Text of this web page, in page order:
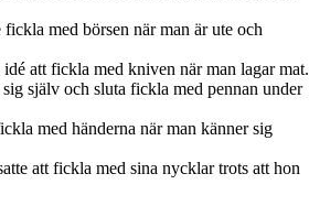
med börsen när man är ute och
att fickla med kniven när man lagar mat.
själv och sluta fickla med pennan under
med händerna när man känner sig
att fickla med sina nycklar trots att hon